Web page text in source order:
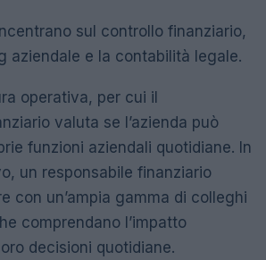
sul controllo finanziario,
aziendale e la contabilità legale.
operativa, per cui il
valuta se l’azienda può
funzioni aziendali quotidiane. In
un responsabile finanziario
con un’ampia gamma di colleghi
comprendano l’impatto
decisioni quotidiane.